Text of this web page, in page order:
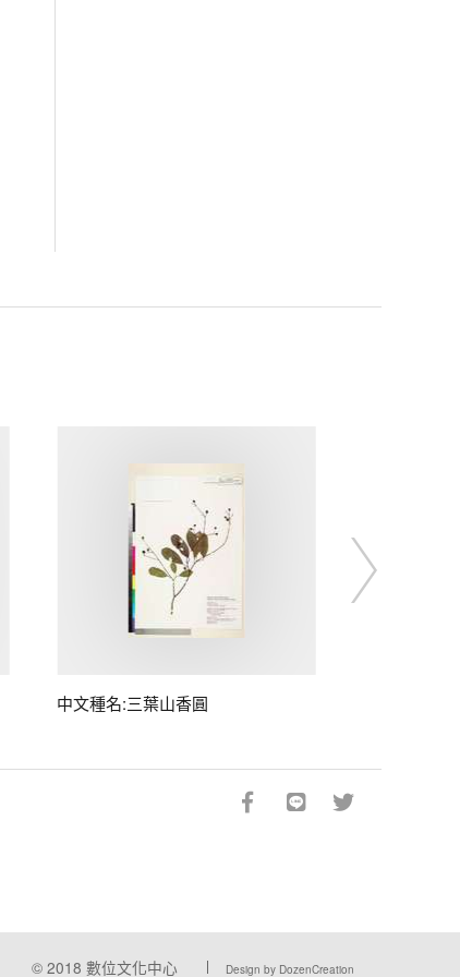
中文種名:三葉山香圓
© 2018 數位文化中心 Design by DozenCreation